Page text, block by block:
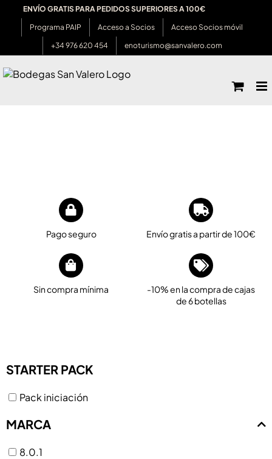
Saltar
contenido
ENVÍO GRATIS PARA PEDIDOS SUPERIORES A 100€
Programa PAIP
Acceso a Socios
Acceso Socios móvil
+34 976 620 454
enoturismo@sanvalero.com
Pago seguro Envío gratis a partir de 100€
Sin compra mínima
-10% en la compra de cajas
de 6 botellas
STARTER PACK
Pack iniciación
MARCA
8.0.1